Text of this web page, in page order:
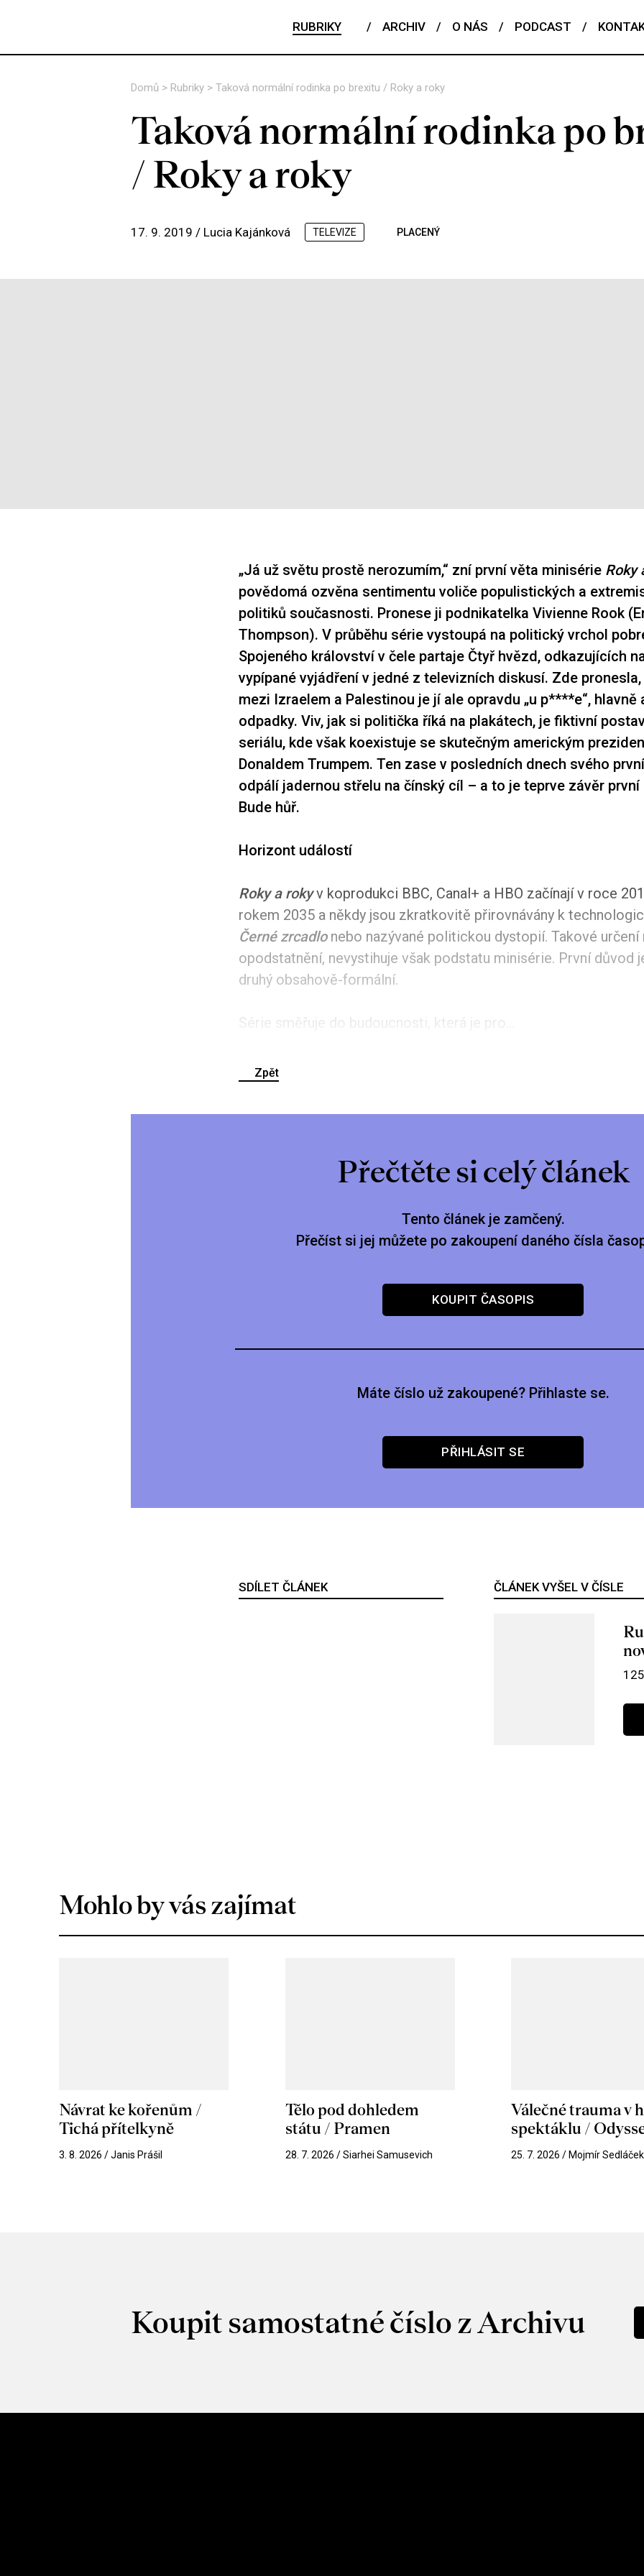
RUBRIKY / ARCHIV / O NÁS / PODCAST /
Domů > Rubriky > Taková normální rodinka po brexitu / Roky a roky
Taková normální rodinka po
/ Roky a roky
17. 9. 2019 / Lucia Kajánková TELEVIZE PLACENÝ
„Já už světu prostě nerozumím,“ zní první věta minisérie Roky
povědomá ozvěna sentimentu voliče populistických a
politiků současnosti. Pronese ji podnikatelka Vivienne Rook
Thompson). V průběhu série vystoupá na politický vrchol
Spojeného království v čele partaje Čtyř hvězd, odkazujících
vypípané vyjádření v jedné z televizních diskusí. Zde
mezi Izraelem a Palestinou je jí ale opravdu „u p****e“, hlavně
odpadky. Viv, jak si politička říká na plakátech, je fiktivní
seriálu, kde však koexistuje se skutečným americkým
Donaldem Trumpem. Ten zase v posledních dnech svého
odpálí jadernou střelu na čínský cíl – a to je teprve závěr první
Bude hůř.
Horizont událostí
Roky a rokyv koprodukci BBC, Canal+ a HBO začínají v roce
rokem 2035 a někdy jsou zkratkovitě přirovnávány k
Černé zrcadlo nebo nazývané politickou dystopií. Takové určení
opodstatnění, nevystihuje však podstatu minisérie. První důvod
druhý obsahově-formální.
Série směřuje do budoucnosti, která je pro...
Zpět
Přečtěte si celý článek
Tento článek je zamčený.
Přečíst si jej můžete po zakoupení daného čísla
KOUPIT ČASOPIS
Máte číslo už zakoupené? Přihlaste se.
PŘIHLÁSIT SE
SDÍLET ČLÁNEK ČLÁNEK VYŠEL V ČÍSLE
Mohlo by vás zajímat
Návrat ke kořenům /
Tichá přítelkyně
3. 8. 2026 / Janis Prášil
Tělo pod dohledem
státu / Pramen
28. 7. 2026 / Siarhei Samusevich
Válečné trauma v
spektáklu /
25. 7. 2026 / Mojmír Sedláček
Koupit samostatné číslo z Archivu